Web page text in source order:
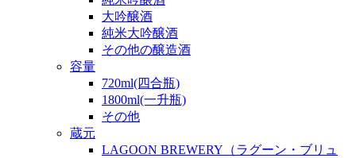
大吟醸酒
純米大吟醸酒
その他の醸造酒
容量
720ml(四合瓶)
1800ml(一升瓶)
その他
蔵元
LAGOON BREWERY（ラグーン・ブリュ